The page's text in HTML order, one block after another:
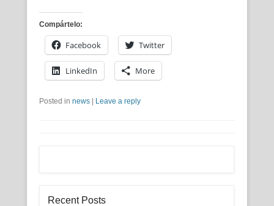
Compártelo:
Facebook Twitter
LinkedIn More
Posted in news Leave a reply
Recent Posts